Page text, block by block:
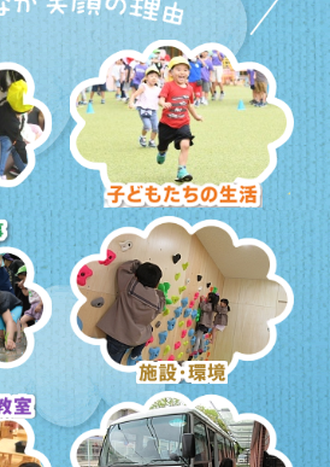
子どもたちの生活
施設・環境